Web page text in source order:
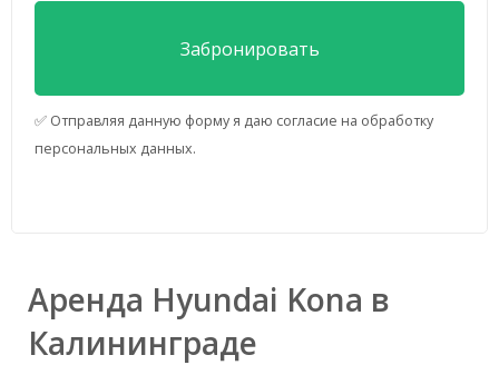
✅ Отправляя данную форму я даю согласие на обработку
персональных данных.
Аренда Hyundai Kona в
Калининграде